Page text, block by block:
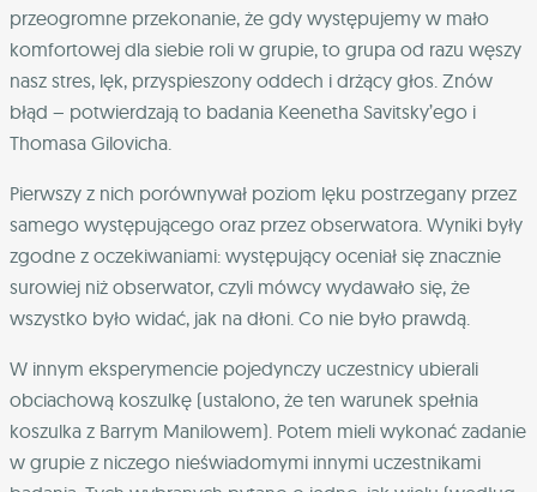
przeogromne przekonanie, że gdy występujemy w mało
komfortowej dla siebie roli w grupie, to grupa od razu węszy
nasz stres, lęk, przyspieszony oddech i drżący głos. Znów
błąd – potwierdzają to badania Keenetha Savitsky’ego i
Thomasa Gilovicha.
Pierwszy z nich porównywał poziom lęku postrzegany przez
samego występującego oraz przez obserwatora. Wyniki były
zgodne z oczekiwaniami: występujący oceniał się znacznie
surowiej niż obserwator, czyli mówcy wydawało się, że
wszystko było widać, jak na dłoni. Co nie było prawdą.
W innym eksperymencie pojedynczy uczestnicy ubierali
obciachową koszulkę (ustalono, że ten warunek spełnia
koszulka z Barrym Manilowem). Potem mieli wykonać zadanie
w grupie z niczego nieświadomymi innymi uczestnikami